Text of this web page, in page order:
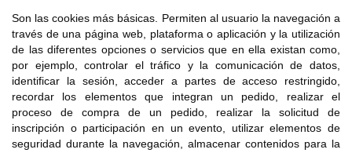
Son las cookies más básicas. Permiten al usuario la navegación a
través de una página web, plataforma o aplicación y la utilización
de las diferentes opciones o servicios que en ella existan como,
por ejemplo, controlar el tráfico y la comunicación de datos,
identificar la sesión, acceder a partes de acceso restringido,
recordar los elementos que integran un pedido, realizar el
proceso de compra de un pedido, realizar la solicitud de
inscripción o participación en un evento, utilizar elementos de
seguridad durante la navegación, almacenar contenidos para la